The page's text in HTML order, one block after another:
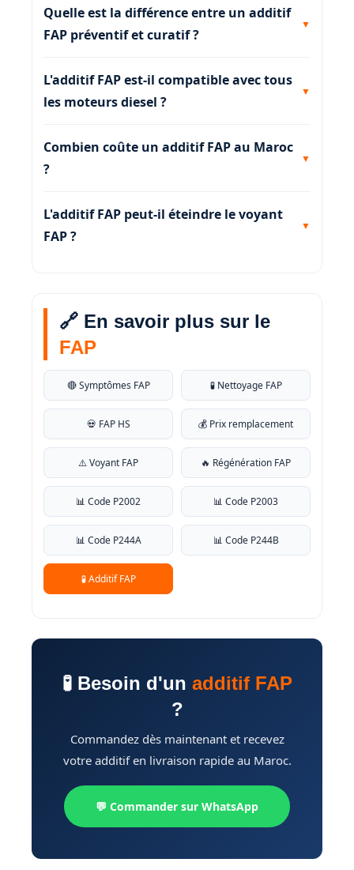
Quelle est la différence entre un additif
FAP préventif et curatif ?
L'additif FAP est-il compatible avec tous
les moteurs diesel ?
Combien coûte un additif FAP au Maroc
?
L'additif FAP peut-il éteindre le voyant
FAP ?
🔗 En savoir plus sur le
FAP
🔴 Symptômes FAP 🧪 Nettoyage FAP
💀 FAP HS 💰 Prix remplacement
⚠️ Voyant FAP 🔥 Régénération FAP
📊 Code P2002 📊 Code P2003
📊 Code P244A 📊 Code P244B
🧪 Additif FAP
🧪 Besoin d'un additif FAP
?
Commandez dès maintenant et recevez
votre additif en livraison rapide au Maroc.
💬 Commander sur WhatsApp